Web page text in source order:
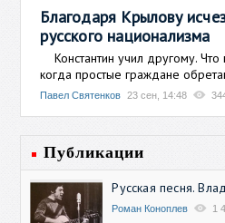
Благодаря Крылову
русского национализма
Константин учил другому. Что
когда простые граждане
Павел Святенков 23 сен, 14:48
Публикации
Русская песня.
Роман Коноплев 1